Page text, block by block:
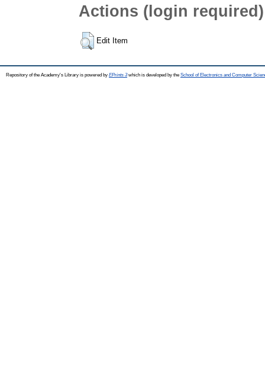
Actions (login required)
Edit Item
Repository of the Academy's Library is powered by EPrints 3which is developed by the School of Electronics and Computer